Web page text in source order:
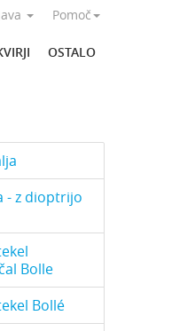
Pomoč
OSTALO
- z dioptrijo
Bolle
Bollé